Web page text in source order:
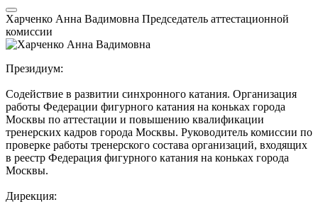
Харченко Анна Вадимовна Председатель аттестационной
комиссии
Президиум:
Содействие в развитии синхронного катания. Организация
работы Федерации фигурного катания на коньках города
Москвы по аттестации и повышению квалификации
тренерских кадров города Москвы. Руководитель комиссии по
проверке работы тренерского состава организаций, входящих
в реестр Федерация фигурного катания на коньках города
Москвы.
Дирекция: